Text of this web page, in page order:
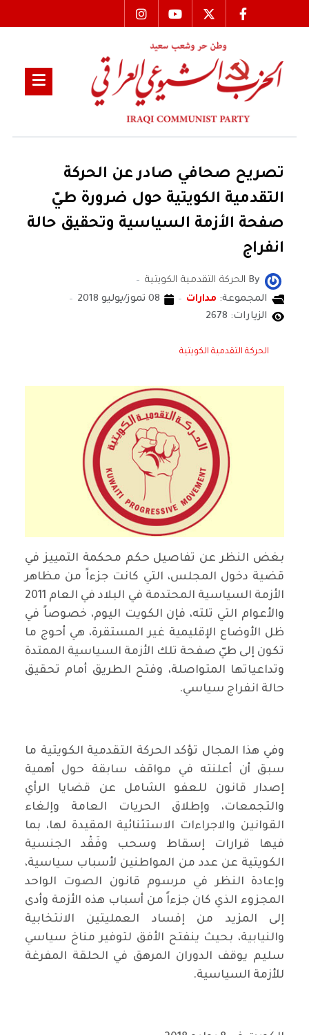
تصريح صحافي صادر عن الحركة
التقدمية الكويتية حول ضرورة طيّ
صفحة الأزمة السياسية وتحقيق حالة
انفراج
By الحركة التقدمية الكويتية
المجموعة: مدارات
08 تموز/يوليو 2018
الزيارات: 2678
الحركة التقدمية الكويتية
بغض النظر عن تفاصيل حكم محكمة التمييز في
قضية دخول المجلس، التي كانت جزءاً من مظاهر
الأزمة السياسية المحتدمة في البلاد في العام 2011
والأعوام التي تلته، فإن الكويت اليوم، خصوصاً في
ظل الأوضاع الإقليمية غير المستقرة، هي أحوج ما
تكون إلى طيّ صفحة تلك الأزمة السياسية الممتدة
وتداعياتها المتواصلة، وفتح الطريق أمام تحقيق
حالة انفراج سياسي.
وفي هذا المجال تؤكد الحركة التقدمية الكويتية ما
سبق أن أعلنته في مواقف سابقة حول أهمية
إصدار قانون للعفو الشامل عن قضايا الرأي
والتجمعات، وإطلاق الحريات العامة وإلغاء
القوانين والاجراءات الاستثنائية المقيدة لها، بما
فيها قرارات إسقاط وسحب وفَقْد الجنسية
الكويتية عن عدد من المواطنين لأسباب سياسية،
وإعادة النظر في مرسوم قانون الصوت الواحد
المجزوء الذي كان جزءاً من أسباب هذه الأزمة وأدى
إلى المزيد من إفساد العمليتين الانتخابية
والنيابية، بحيث ينفتح الأفق لتوفير مناخ سياسي
سليم يوقف الدوران المرهق في الحلقة المفرغة
للأزمة السياسية.